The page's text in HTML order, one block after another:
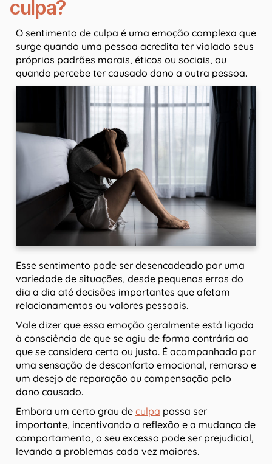
culpa?
O sentimento de culpa é uma emoção complexa que
surge quando uma pessoa acredita ter violado seus
próprios padrões morais, éticos ou sociais, ou
quando percebe ter causado dano a outra pessoa.
Esse sentimento pode ser desencadeado por uma
variedade de situações, desde pequenos erros do
dia a dia até decisões importantes que afetam
relacionamentos ou valores pessoais.
Vale dizer que essa emoção geralmente está ligada
à consciência de que se agiu de forma contrária ao
que se considera certo ou justo. É acompanhada por
uma sensação de desconforto emocional, remorso e
um desejo de reparação ou compensação pelo
dano causado.
Embora um certo grau de culpa possa ser
importante, incentivando a reflexão e a mudança de
comportamento, o seu excesso pode ser prejudicial,
levando a problemas cada vez maiores.